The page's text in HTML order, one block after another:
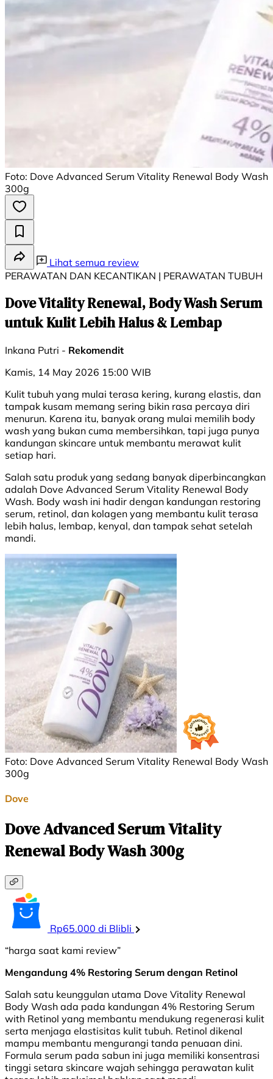
Foto: Dove Advanced Serum Vitality Renewal Body Wash
300g
Lihat semua review
PERAWATAN DAN KECANTIKAN | PERAWATAN TUBUH
Dove Vitality Renewal, Body Wash Serum
untuk Kulit Lebih Halus & Lembap
Inkana Putri - Rekomendit
Kamis, 14 May 2026 15:00 WIB
Kulit tubuh yang mulai terasa kering, kurang elastis, dan
tampak kusam memang sering bikin rasa percaya diri
menurun. Karena itu, banyak orang mulai memilih body
wash yang bukan cuma membersihkan, tapi juga punya
kandungan skincare untuk membantu merawat kulit
setiap hari.
Salah satu produk yang sedang banyak diperbincangkan
adalah Dove Advanced Serum Vitality Renewal Body
Wash. Body wash ini hadir dengan kandungan restoring
serum, retinol, dan kolagen yang membantu kulit terasa
lebih halus, lembap, kenyal, dan tampak sehat setelah
mandi.
Foto: Dove Advanced Serum Vitality Renewal Body Wash
300g
Dove
Dove Advanced Serum Vitality
Renewal Body Wash 300g
Rp65.000 di Blibli
“harga saat kami review”
Mengandung 4% Restoring Serum dengan Retinol
Salah satu keunggulan utama Dove Vitality Renewal
Body Wash ada pada kandungan 4% Restoring Serum
with Retinol yang membantu mendukung regenerasi kulit
serta menjaga elastisitas kulit tubuh. Retinol dikenal
mampu membantu mengurangi tanda penuaan dini.
Formula serum pada sabun ini juga memiliki konsentrasi
tinggi setara skincare wajah sehingga perawatan kulit